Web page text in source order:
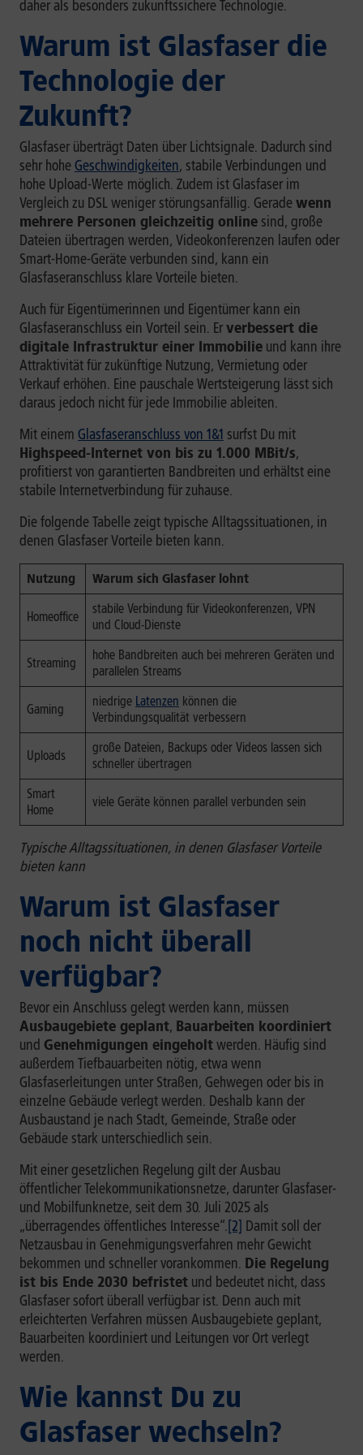
daher als besonders zukunftssichere Technologie.
Warum ist Glasfaser die
Technologie der
Zukunft?
Glasfaser überträgt Daten über Lichtsignale. Dadurch sind
sehr hoheGeschwindigkeiten, stabile Verbindungen und
hohe Upload-Werte möglich. Zudem ist Glasfaser im
Vergleich zu DSL weniger störungsanfällig. Geradewenn
mehrere Personen gleichzeitig online sind, große
Dateien übertragen werden, Videokonferenzen laufen oder
Smart-Home-Geräte verbunden sind, kann ein
Glasfaseranschluss klare Vorteile bieten.
Auch für Eigentümerinnen und Eigentümer kann ein
Glasfaseranschluss ein Vorteil sein. Erverbessert die
digitale Infrastruktur einer Immobilie und kann ihre
Attraktivität für zukünftige Nutzung, Vermietung oder
Verkauf erhöhen. Eine pauschale Wertsteigerung lässt sich
daraus jedoch nicht für jede Immobilie ableiten.
Mit einem Glasfaseranschluss von 1&1 surfst Du mit
Highspeed-Internet von bis zu 1.000 MBit/s,
profitierst von garantierten Bandbreiten und erhältst eine
stabile Internetverbindung für zuhause.
Die folgende Tabelle zeigt typische Alltagssituationen, in
denen Glasfaser Vorteile bieten kann.
Nutzung Warum sich Glasfaser lohnt
Homeoffice
stabile Verbindung für Videokonferenzen, VPN
und Cloud-Dienste
Streaming
hohe Bandbreiten auch bei mehreren Geräten und
parallelen Streams
Gaming
niedrige Latenzen können die
Verbindungsqualität verbessern
Uploads
große Dateien, Backups oder Videos lassen sich
schneller übertragen
Smart
Home
viele Geräte können parallel verbunden sein
Typische Alltagssituationen, in denen Glasfaser Vorteile
bieten kann
Warum ist Glasfaser
noch nicht überall
verfügbar?
Bevor ein Anschluss gelegt werden kann, müssen
Ausbaugebiete geplant, Bauarbeiten koordiniert
und Genehmigungen eingeholtwerden. Häufig sind
außerdem Tiefbauarbeiten nötig, etwa wenn
Glasfaserleitungen unter Straßen, Gehwegen oder bis in
einzelne Gebäude verlegt werden. Deshalb kann der
Ausbaustand je nach Stadt, Gemeinde, Straße oder
Gebäude stark unterschiedlich sein.
Mit einer gesetzlichen Regelung gilt der Ausbau
öffentlicher Telekommunikationsnetze, darunter Glasfaser-
und Mobilfunknetze, seit dem 30. Juli 2025 als
„überragendes öffentliches Interesse“.[2] Damit soll der
Netzausbau in Genehmigungsverfahren mehr Gewicht
bekommen und schneller vorankommen. Die Regelung
ist bis Ende 2030 befristet und bedeutet nicht, dass
Glasfaser sofort überall verfügbar ist. Denn auch mit
erleichterten Verfahren müssen Ausbaugebiete geplant,
Bauarbeiten koordiniert und Leitungen vor Ort verlegt
werden.
Wie kannst Du zu
Glasfaser wechseln?